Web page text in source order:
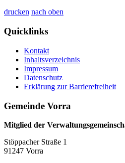
drucken nach oben
Quicklinks
Kontakt
Inhaltsverzeichnis
Impressum
Datenschutz
Erklärung zur Barrierefreiheit
Gemeinde Vorra
Mitglied der
Stöppacher Straße 1
91247 Vorra